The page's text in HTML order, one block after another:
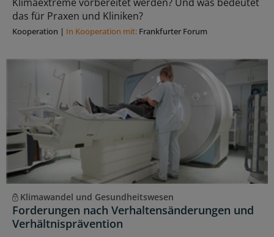
das für Praxen und Kliniken?
Kooperation | In Kooperation mit: Frankfurter Forum
Klimawandel und Gesundheitswesen
Forderungen nach Verhaltensänderungen und
Verhältnisprävention